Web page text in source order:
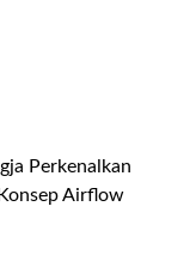
Perkenalkan
Airflow